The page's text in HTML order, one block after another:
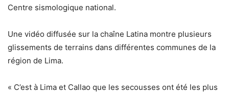
Centre sismologique national.
Une vidéo diffusée sur la chaîne Latina montre plusieurs
glissements de terrains dans différentes communes de la
région de Lima.
« C’est à Lima et Callao que les secousses ont été les plus